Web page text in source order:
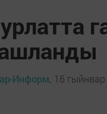
Информ, 16